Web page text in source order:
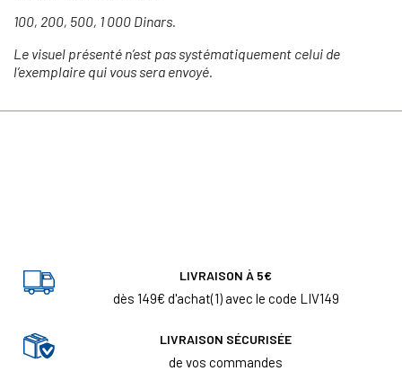
100, 200, 500, 1 000 Dinars.
Le visuel présenté n’est pas systématiquement celui de
l’exemplaire qui vous sera envoyé.
LIVRAISON À 5€
dès 149€ d'achat(1) avec le code LIV149
LIVRAISON SÉCURISÉE
de vos commandes